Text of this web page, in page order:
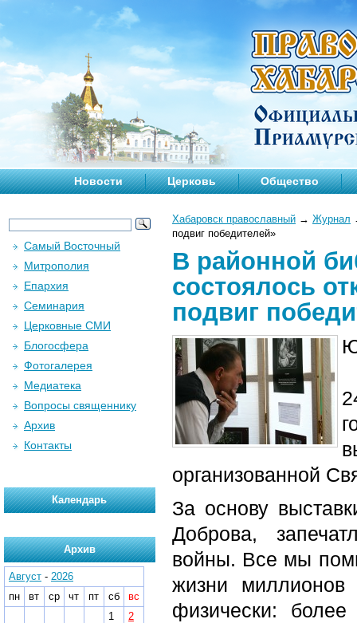
Новости Церковь Общество
Хабаровск православный → Журнал
подвиг победителей»
В районной
состоялось
подвиг
организованной
За основу
Доброва,
войны. Все мы
жизни
физически:
Самый Восточный
Митрополия
Епархия
Семинария
Церковные СМИ
Блогосфера
Фотогалерея
Медиатека
Вопросы священнику
Архив
Контакты
Календарь
Архив
Август - 2026
пн
вт ср чт пт сб
вс
1
2